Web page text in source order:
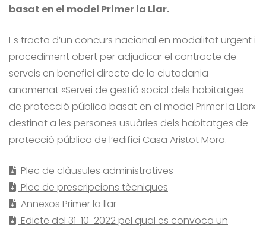
basat en el model Primer la Llar.
Es tracta d’un concurs nacional en modalitat urgent i
procediment obert per adjudicar el contracte de
serveis en benefici directe de la ciutadania
anomenat «Servei de gestió social dels habitatges
de protecció pública basat en el model Primer la Llar»
destinat a les persones usuàries dels habitatges de
protecció pública de l’edifici Casa Aristot Mora.
Plec de clàusules administratives
Plec de prescripcions tècniques
Annexos Primer la llar
Edicte del 31-10-2022 pel qual es convoca un